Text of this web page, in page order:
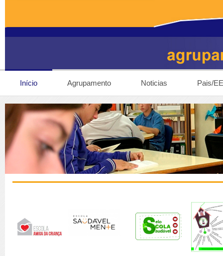
Início Agrupamento Noticias Pais/EE